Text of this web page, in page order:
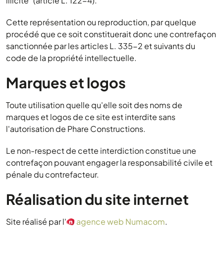
Cette représentation ou reproduction, par quelque
procédé que ce soit constituerait donc une contrefaçon
sanctionnée par les articles L. 335-2 et suivants du
code de la propriété intellectuelle.
Marques et logos
Toute utilisation quelle qu'elle soit des noms de
marques et logos de ce site est interdite sans
l'autorisation de Phare Constructions.
Le non-respect de cette interdiction constitue une
contrefaçon pouvant engager la responsabilité civile et
pénale du contrefacteur.
Réalisation du site internet
Site réalisé par l' agence web Numacom.